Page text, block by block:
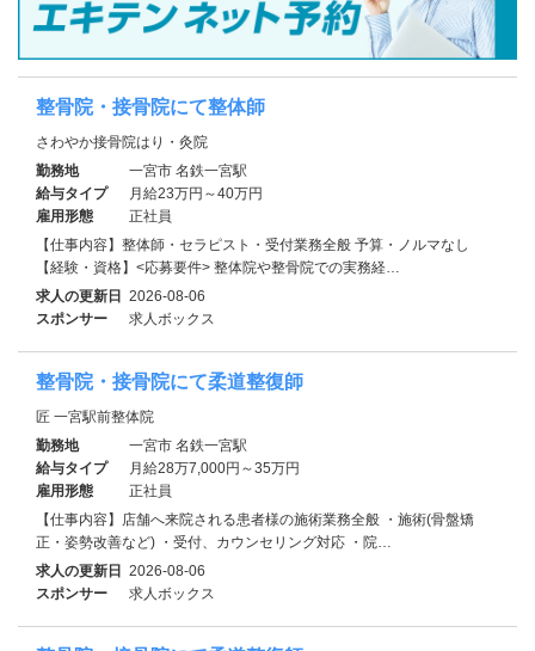
整骨院・接骨院にて整体師
さわやか接骨院はり・灸院
勤務地
一宮市 名鉄一宮駅
給与タイプ
月給23万円～40万円
雇用形態
正社員
【仕事内容】整体師・セラピスト・受付業務全般 予算・ノルマなし
【経験・資格】<応募要件> 整体院や整骨院での実務経…
求人の更新日 2026-08-06
スポンサー
求人ボックス
整骨院・接骨院にて柔道整復師
匠 一宮駅前整体院
勤務地
一宮市 名鉄一宮駅
給与タイプ
月給28万7,000円～35万円
雇用形態
正社員
【仕事内容】店舗へ来院される患者様の施術業務全般 ・施術(骨盤矯
正・姿勢改善など) ・受付、カウンセリング対応 ・院…
求人の更新日 2026-08-06
スポンサー
求人ボックス